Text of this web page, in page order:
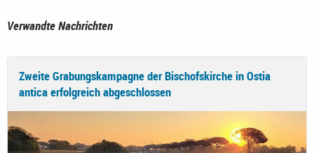
Verwandte Nachrichten
Zweite Grabungskampagne der Bischofskirche in Ostia
antica erfolgreich abgeschlossen